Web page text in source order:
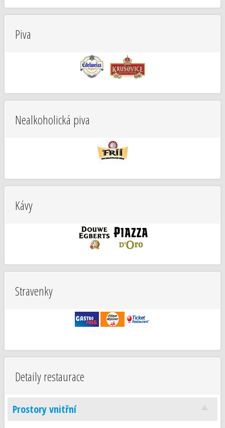
Piva
Nealkoholická piva
Kávy
Stravenky
Detaily restaurace
Prostory vnitřní